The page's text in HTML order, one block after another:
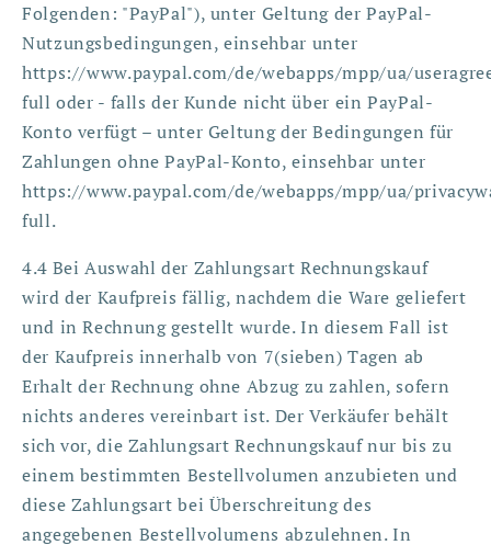
Folgenden: "PayPal"), unter Geltung der PayPal-
Nutzungsbedingungen, einsehbar unter
https://www.paypal.com/de/webapps/mpp/ua/
full oder - falls der Kunde nicht über ein PayPal-
Konto verfügt – unter Geltung der Bedingungen für
Zahlungen ohne PayPal-Konto, einsehbar unter
https://www.paypal.com/de/webapps/mpp/ua/
full.
4.4 Bei Auswahl der Zahlungsart Rechnungskauf
wird der Kaufpreis fällig, nachdem die Ware geliefert
und in Rechnung gestellt wurde. In diesem Fall ist
der Kaufpreis innerhalb von 7(sieben) Tagen ab
Erhalt der Rechnung ohne Abzug zu zahlen, sofern
nichts anderes vereinbart ist. Der Verkäufer behält
sich vor, die Zahlungsart Rechnungskauf nur bis zu
einem bestimmten Bestellvolumen anzubieten und
diese Zahlungsart bei Überschreitung des
angegebenen Bestellvolumens abzulehnen. In